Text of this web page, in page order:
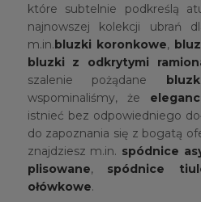
które subtelnie podkreślą
najnowszej kolekcji ubrań
m.in. bluzki koronkowe,
bluzki z odkrytymi
szalenie pożądane
wspominaliśmy, że
istnieć bez odpowiedniego
do zapoznania się z bogatą
znajdziesz m.in. spódnice
plisowane, spódnice
ołówkowe.